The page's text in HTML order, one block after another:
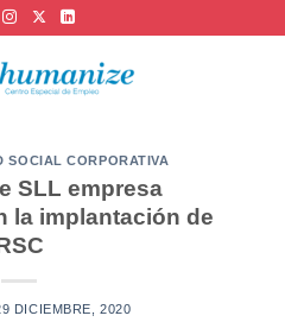
SOCIAL CORPORATIVA
SLL empresa
la implantación de
DICIEMBRE, 2020